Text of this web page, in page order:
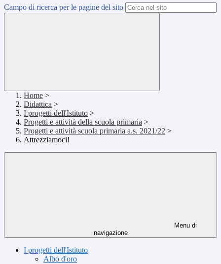
Campo di ricerca per le pagine del sito
Home >
Didattica >
I progetti dell'Istituto >
Progetti e attività della scuola primaria >
Progetti e attività scuola primaria a.s. 2021/22 >
Attrezziamoci!
Menu di
navigazione
I progetti dell'Istituto
Albo d'oro